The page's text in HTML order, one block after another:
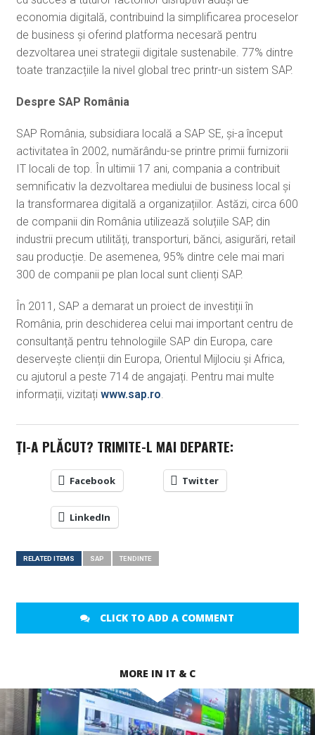
economia digitală, contribuind la simplificarea proceselor
de business și oferind platforma necesară pentru
dezvoltarea unei strategii digitale sustenabile. 77% dintre
toate tranzacțiile la nivel global trec printr-un sistem SAP.
Despre SAP România
SAP România, subsidiara locală a SAP SE, și-a început
activitatea în 2002, numărându-se printre primii furnizorii
IT locali de top. În ultimii 17 ani, compania a contribuit
semnificativ la dezvoltarea mediului de business local și
la transformarea digitală a organizațiilor. Astăzi, circa 600
de companii din România utilizează soluțiile SAP, din
industrii precum utilități, transporturi, bănci, asigurări, retail
sau producție. De asemenea, 95% dintre cele mai mari
300 de companii pe plan local sunt clienți SAP.
În 2011, SAP a demarat un proiect de investiții în
România, prin deschiderea celui mai important centru de
consultanță pentru tehnologiile SAP din Europa, care
deservește clienții din Europa, Orientul Mijlociu și Africa,
cu ajutorul a peste 714 de angajați. Pentru mai multe
informații, vizitați www.sap.ro.
ȚI-A PLĂCUT? TRIMITE-L MAI DEPARTE:
Facebook Twitter
LinkedIn
RELATED ITEMS SAP TENDINTE
CLICK TO ADD A COMMENT
MORE IN IT & C